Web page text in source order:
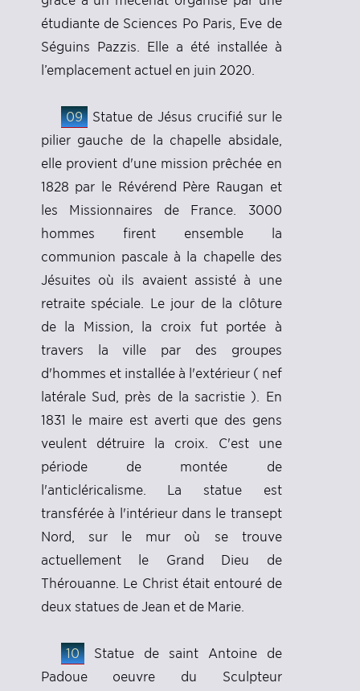
étudiante de Sciences Po Paris, Eve de
Séguins Pazzis. Elle a été installée à
l’emplacement actuel en juin 2020.
09 Statue de Jésus crucifié sur le
pilier gauche de la chapelle absidale,
elle provient d'une mission prêchée en
1828 par le Révérend Père Raugan et
les Missionnaires de France. 3000
hommes firent ensemble la
communion pascale à la chapelle des
Jésuites où ils avaient assisté à une
retraite spéciale. Le jour de la clôture
de la Mission, la croix fut portée à
travers la ville par des groupes
d'hommes et installée à l'extérieur ( nef
latérale Sud, près de la sacristie ). En
1831 le maire est averti que des gens
veulent détruire la croix. C'est une
période de montée de
l'anticléricalisme. La statue est
transférée à l'intérieur dans le transept
Nord, sur le mur où se trouve
actuellement le Grand Dieu de
Thérouanne. Le Christ était entouré de
deux statues de Jean et de Marie.
10 Statue de saint Antoine de
Padoue oeuvre du Sculpteur